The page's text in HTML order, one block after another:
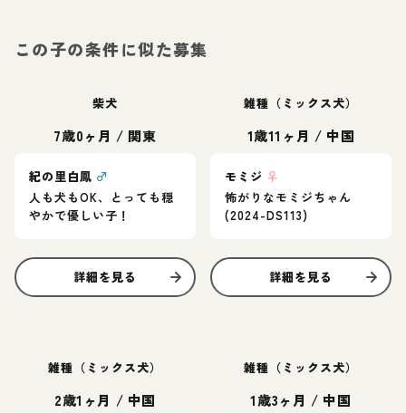
この子の条件に似た募集
柴犬
7歳0ヶ月 / 関東
紀の里白鳳 ♂
人も犬もOK、とっても穏
やかで優しい子！
詳細を見る
雑種（ミックス犬）
1歳11ヶ月 / 中国
モミジ ♀
怖がりなモミジちゃん
(2024-DS113)
詳細を見る
雑種（ミックス犬）
2歳1ヶ月 / 中国
雑種（ミックス犬）
1歳3ヶ月 / 中国